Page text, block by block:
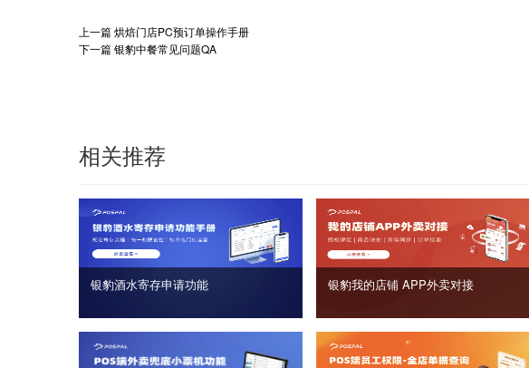
上一篇烘焙门店PC预订单操作手册
下一篇银豹中餐常见问题QA
相关推荐
银豹酒水寄存申请功能 银豹我的店铺 APP外卖对接